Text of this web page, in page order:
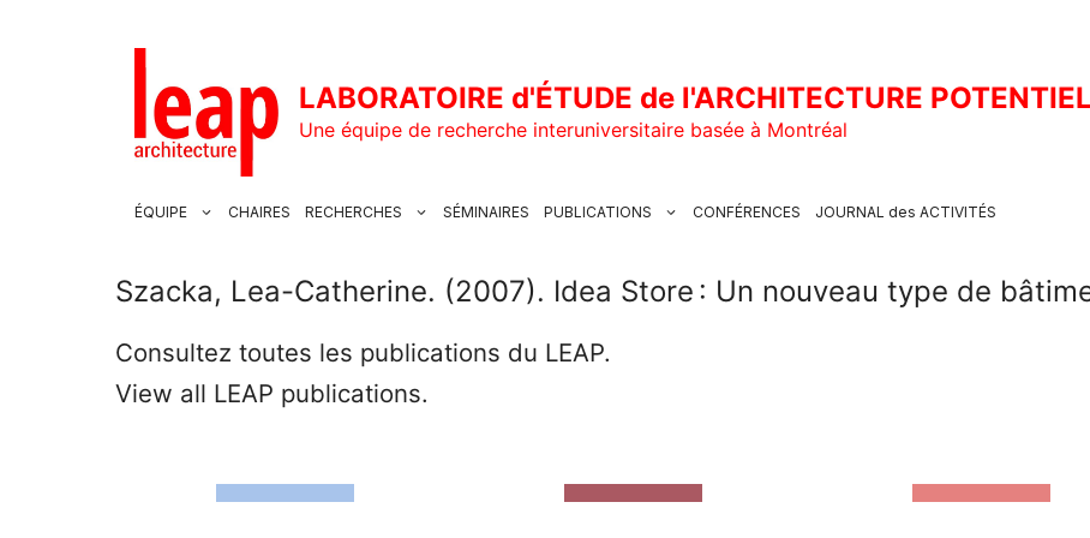
LABORATOIRE d'ÉTUDE de l'ARCHITECTURE
Une équipe de recherche interuniversitaire basée à Montréal
ÉQUIPE CHAIRES RECHERCHES SÉMINAIRES PUBLICATIONS CONFÉRENCES JOURNAL des ACTIVITÉS
Szacka, Lea-Catherine. (2007). Idea Store : Un nouveau type de
Consultez toutes les publications du LEAP.
View all LEAP publications.